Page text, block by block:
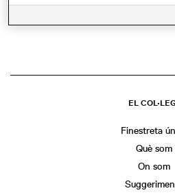
COMPARTIR
EL
Finestreta
Què som
On som